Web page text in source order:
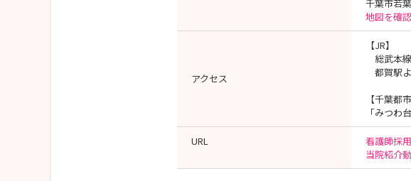
千葉市若
地図を確
アクセス
【JR】
総武本線
都賀駅
【千葉都
「みつわ
URL
看護師採
当院紹介